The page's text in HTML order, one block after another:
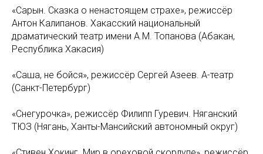
«Сарын. Сказка о ненастоящем страхе», режиссёр
Антон Калипанов. Хакасский национальный
драматический театр имени А.М. Топанова (Абакан,
Республика Хакасия)
«Саша, не бойся», режиссёр Сергей Азеев. А-театр
(Санкт-Петербург)
«Снегурочка», режиссёр Филипп Гуревич. Няганский
ТЮЗ (Нягань, Ханты-Мансийский автономный округ)